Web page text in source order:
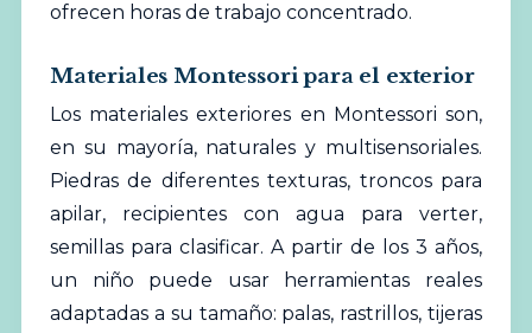
ofrecen horas de trabajo concentrado.
Materiales Montessori para el exterior
Los materiales exteriores en Montessori son,
en su mayoría, naturales y multisensoriales.
Piedras de diferentes texturas, troncos para
apilar, recipientes con agua para verter,
semillas para clasificar. A partir de los 3 años,
un niño puede usar herramientas reales
adaptadas a su tamaño: palas, rastrillos, tijeras